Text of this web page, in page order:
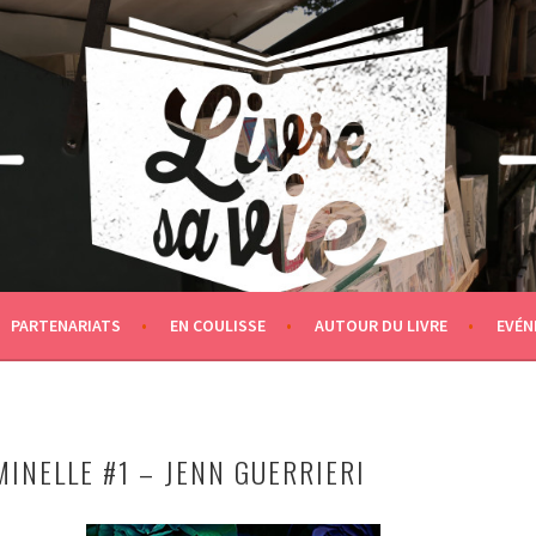
PARTENARIATS EN COULISSE AUTOUR DU LIVRE
#1 – JENN GUERRIERI